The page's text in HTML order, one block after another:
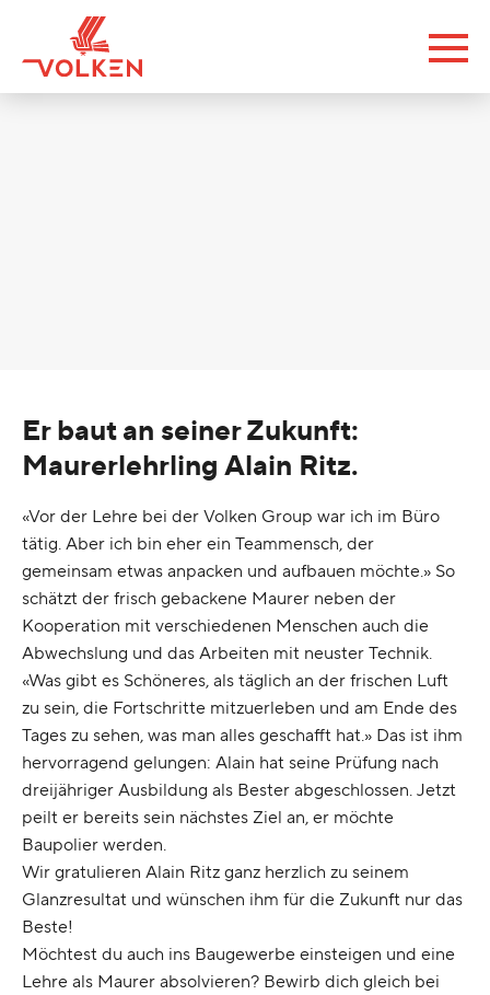
Er baut an seiner Zukunft:
Maurerlehrling Alain Ritz.
«Vor der Lehre bei der Volken Group war ich im Büro
tätig. Aber ich bin eher ein Teammensch, der
gemeinsam etwas anpacken und aufbauen möchte.» So
schätzt der frisch gebackene Maurer neben der
Kooperation mit verschiedenen Menschen auch die
Abwechslung und das Arbeiten mit neuster Technik.
«Was gibt es Schöneres, als täglich an der frischen Luft
zu sein, die Fortschritte mitzuerleben und am Ende des
Tages zu sehen, was man alles geschafft hat.» Das ist ihm
hervorragend gelungen: Alain hat seine Prüfung nach
dreijähriger Ausbildung als Bester abgeschlossen. Jetzt
peilt er bereits sein nächstes Ziel an, er möchte
Baupolier werden.
Wir gratulieren Alain Ritz ganz herzlich zu seinem
Glanzresultat und wünschen ihm für die Zukunft nur das
Beste!
Möchtest du auch ins Baugewerbe einsteigen und eine
Lehre als Maurer absolvieren? Bewirb dich gleich bei